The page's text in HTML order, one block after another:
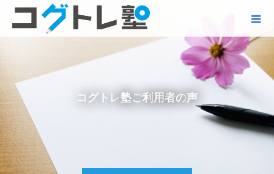
コ グト レ塾ご利 用者の声